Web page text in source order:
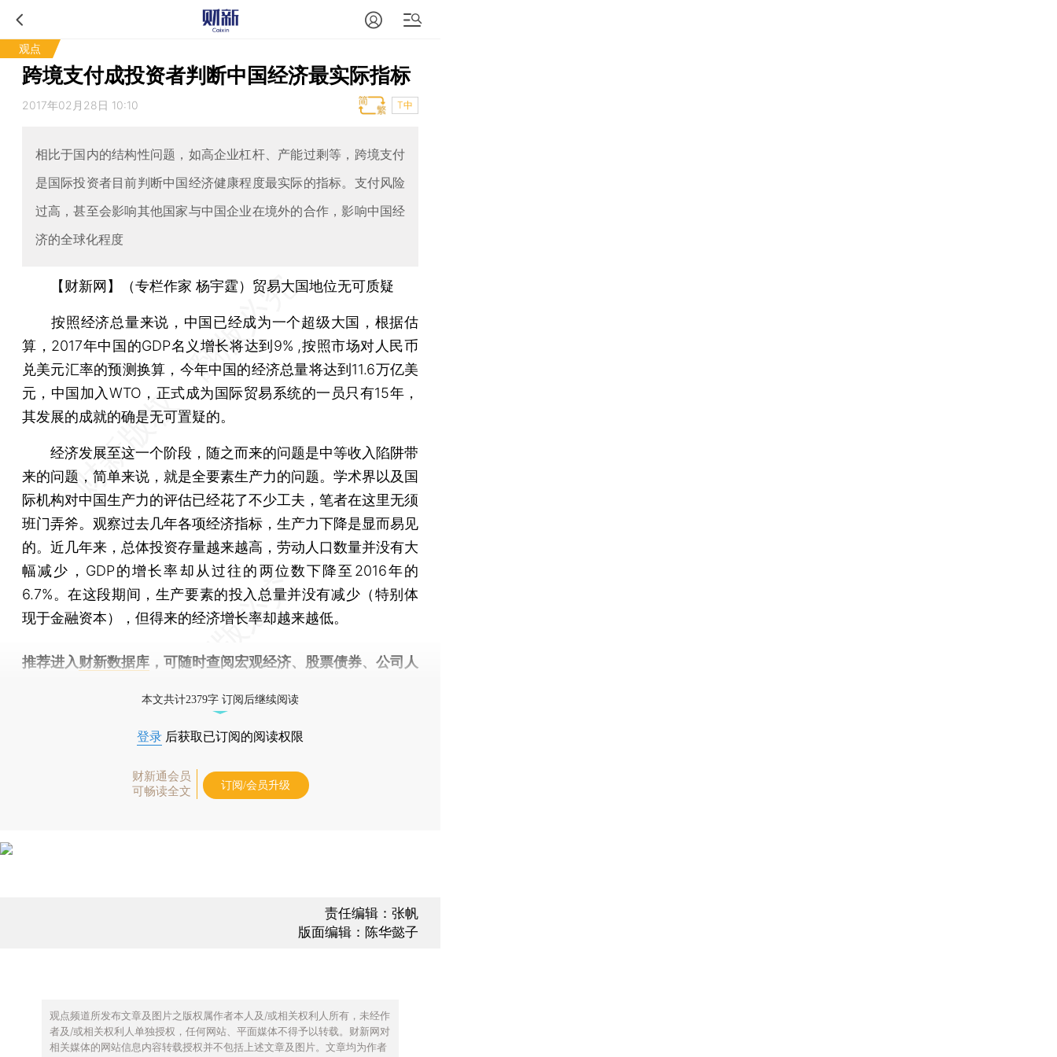
观点
跨境支付成投资者判断中国经济最实际指标
2017年02月28日 10:10 T中
相比于国内的结构性问题，如高企业杠杆、产能过剩等，跨境支付
是国际投资者目前判断中国经济健康程度最实际的指标。支付风险
过高，甚至会影响其他国家与中国企业在境外的合作，影响中国经
济的全球化程度
【财新网】（专栏作家 杨宇霆）贸易大国地位无可质疑
按照经济总量来说，中国已经成为一个超级大国，根据估
算，2017年中国的GDP名义增长将达到9% ,按照市场对人民币
兑美元汇率的预测换算，今年中国的经济总量将达到11.6万亿美
元，中国加入WTO，正式成为国际贸易系统的一员只有15年，
其发展的成就的确是无可置疑的。
经济发展至这一个阶段，随之而来的问题是中等收入陷阱带
来的问题，简单来说，就是全要素生产力的问题。学术界以及国
际机构对中国生产力的评估已经花了不少工夫，笔者在这里无须
班门弄斧。观察过去几年各项经济指标，生产力下降是显而易见
的。近几年来，总体投资存量越来越高，劳动人口数量并没有大
幅减少，GDP的增长率却从过往的两位数下降至2016年的
6.7%。在这段期间，生产要素的投入总量并没有减少（特别体
现于金融资本），但得来的经济增长率却越来越低。
推荐进入财新数据库 ，可随时查阅宏观经济、股票债券、公司人
本文共计2379字 订阅后继续阅读
登录 后获取已订阅的阅读权限
财新通会员
可畅读全文
订阅/会员升级
责任编辑：张帆
版面编辑：陈华懿子
观点频道所发布文章及图片之版权属作者本人及/或相关权利人所有，未经作
者及/或相关权利人单独授权，任何网站、平面媒体不得予以转载。财新网对
相关媒体的网站信息内容转载授权并不包括上述文章及图片。文章均为作者